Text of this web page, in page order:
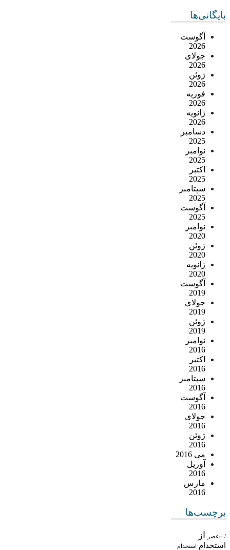
بایگانی‌ها
آگوست
2026
جولای
2026
ژوئن
2026
فوریه
2026
ژانویه
2026
دسامبر
2025
نوامبر
2025
اکتبر
2025
سپتامبر
2025
آگوست
2025
نوامبر
2020
ژوئن
2020
ژانویه
2020
آگوست
2019
جولای
2019
ژوئن
2019
نوامبر
2016
اکتبر
2016
سپتامبر
2016
آگوست
2016
جولای
2016
ژوئن
2016
می 2016
آوریل
2016
مارس
2016
برچسب‌ها
/ «عصر از
استخدام استخدام